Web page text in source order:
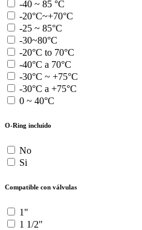
-40 ~ 85 °C
-20°C~+70°C
-25 ~ 85°C
-30~80°C
-20°C to 70°C
-40°C a 70°C
-30°C ~ +75°C
-30°C a +75°C
0 ~ 40°C
O-Ring incluido
No
Si
Compatible con válvulas
1"
1 1/2"